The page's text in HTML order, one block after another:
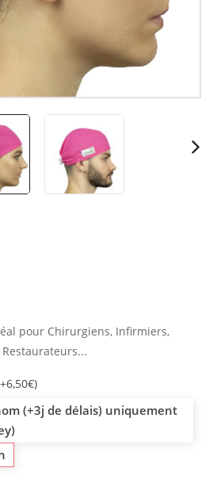
pour Chirurgiens, Infirmiers,
(+3j de délais) uniquement